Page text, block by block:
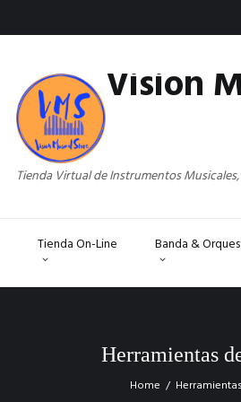
Vision
Tienda Virtual de Instrumentos
Tienda On-Line Banda &
Herramientas
Home